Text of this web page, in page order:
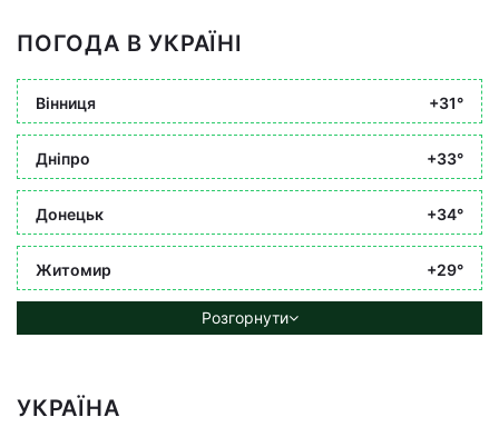
ПОГОДА В УКРАЇНІ
Вінниця +31°
Дніпро +33°
Донецьк +34°
Житомир +29°
Розгорнути
УКРАЇНА